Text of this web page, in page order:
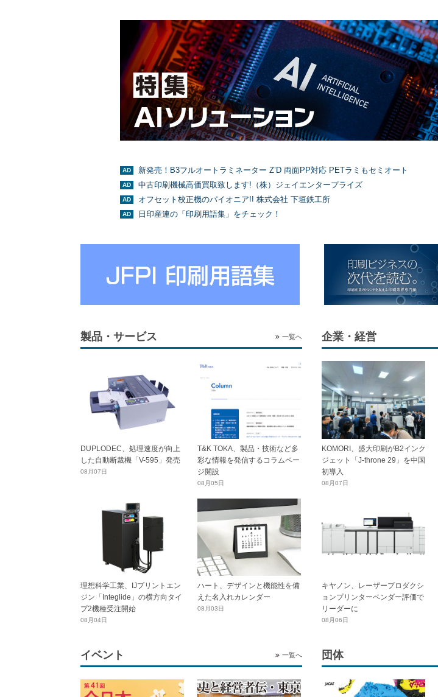
新発売！B3フルオートラミネーター Z’D 両面PP対応 PETラミもセミオート
中古印刷機械高価買取致します!（株）ジェイエンタープライズ
オフセット校正機のパイオニア!! 株式会社 下垣鉄工所
日印産連の「印刷用語集」をチェック！
製品・サービス 一覧へ
DUPLODEC、処理速度が向上
した自動断裁機「V-595」発売
08月07日
T&K TOKA、製品・技術など多
彩な情報を発信するコラムペー
ジ開設
08月05日
理想科学工業、IJプリントエン
ジン「Integlide」の横方向タイ
プ2機種受注開始
08月04日
ハート、デザインと機能性を備
えた名入れカレンダー
08月03日
企業・経営
KOMORI、盛大印刷がB2インク
ジェット「J-throne 29」を中国
初導入
08月07日
キヤノン、レーザープロダクシ
ョンプリンターベンダー評価で
リーダーに
08月06日
イベント 一覧へ 団体